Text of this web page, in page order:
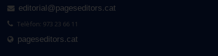
editorial@pageseditors.cat
Telèfon: 973 23 66 11
pageseditors.cat